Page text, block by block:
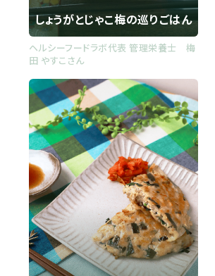
しょうがとじゃこ梅の巡りごはん
ヘルシーフードラボ代表 管理栄養士 梅
田 やすこさん